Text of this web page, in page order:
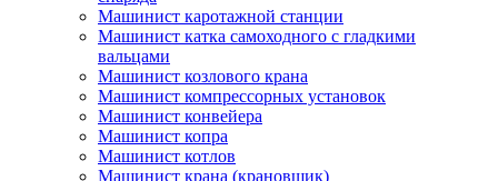
Машинист каротажной станции
Машинист катка самоходного с гладкими
вальцами
Машинист козлового крана
Машинист компрессорных установок
Машинист конвейера
Машинист копра
Машинист котлов
Машинист крана (крановщик)